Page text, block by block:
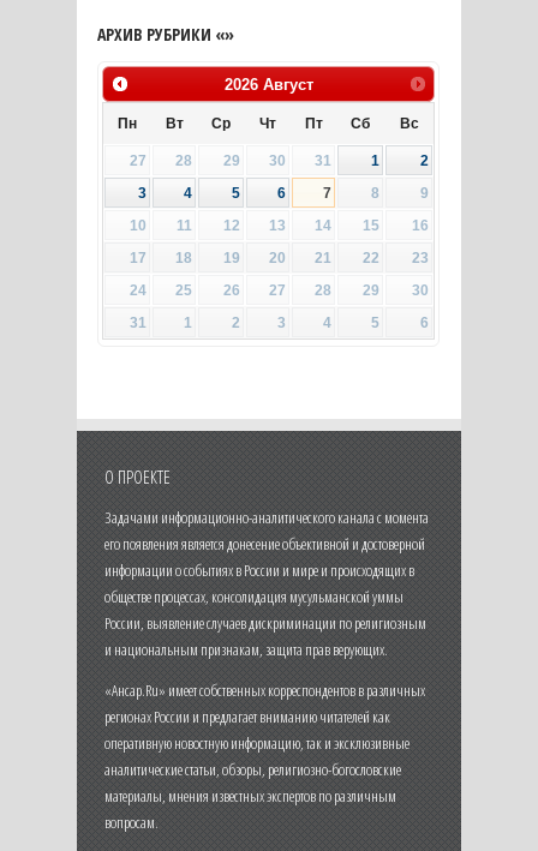
АРХИВ РУБРИКИ «»
2026 Август
Пн Вт Ср Чт Пт Сб Вс
27 28 29 30 31 1
2
3
4 5 6 7 8
9
10
11 12 13 14 15
16
17
18 19 20 21 22
23
24
25 26 27 28 29
30
31
1 2 3 4 5 6
О ПРОЕКТЕ
Задачами информационно-аналитического канала с момента
его появления является донесение объективной и достоверной
информации о событиях в России и мире и происходящих в
обществе процессах, консолидация мусульманской уммы
России, выявление случаев дискриминации по религиозным
и национальным признакам, защита прав верующих.
«Ансар.Ru» имеет собственных корреспондентов в различных
регионах России и предлагает вниманию читателей как
оперативную новостную информацию, так и эксклюзивные
аналитические статьи, обзоры, религиозно-богословские
материалы, мнения известных экспертов по различным
вопросам.